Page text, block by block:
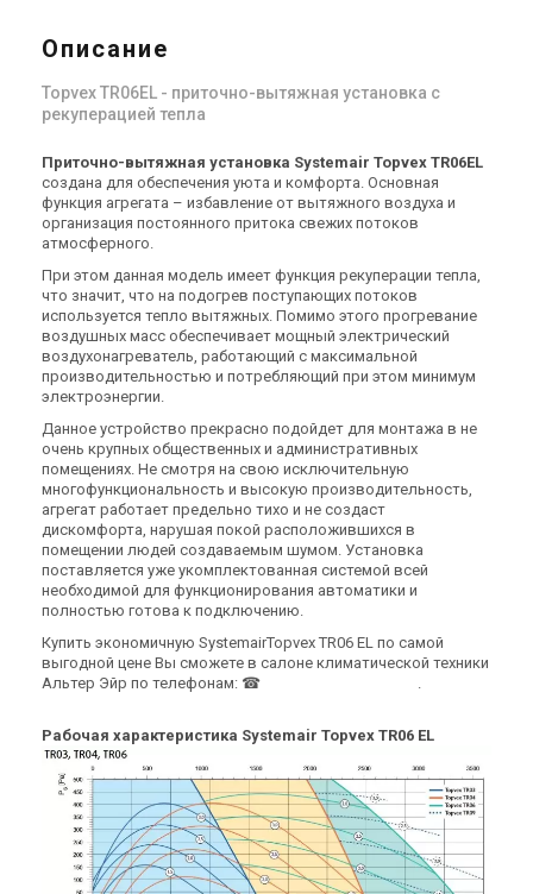
Швеция
Приточно-вытяжная
Цена
Цена по запросу
Купить
TR04 HWL-R-CAV
Цена
Цена по запросу
Купить
Оставить отзыв
Швеция
Приточно-вытяжная
установка Systemair Topvex
TR04 HWH-L-CAV
Цена по запросу
Купить
Оставить отзыв
Приточно-вытяжная
установка Systemair Topvex
TR04 HWH-R-CAV
Цена по запросу
Купить
Снят с производства
Оставить отзыв
Приточно-вытяжная
установка Systemair Topvex
TR06 EL
Цена
263 002 грн
Купить
Снят с производства
Оставить отзыв
Швеция
установка Systemair Topvex
TR06EL-R-CAV
Цена
Цена по запросу
Купить
Описание
Topvex TR06EL - приточно-вытяжная установка с
рекуперацией тепла
Приточно-вытяжная установка Systemair Topvex TR06EL
создана для обеспечения уюта и комфорта. Основная
функция агрегата – избавление от вытяжного воздуха и
организация постоянного притока свежих потоков
атмосферного.
При этом данная модель имеет функция рекуперации тепла,
что значит, что на подогрев поступающих потоков
используется тепло вытяжных. Помимо этого прогревание
воздушных масс обеспечивает мощный электрический
воздухонагреватель, работающий с максимальной
производительностью и потребляющий при этом минимум
электроэнергии.
Данное устройство прекрасно подойдет для монтажа в не
очень крупных общественных и административных
помещениях. Не смотря на свою исключительную
многофункциональность и высокую производительность,
агрегат работает предельно тихо и не создаст
дискомфорта, нарушая покой расположившихся в
помещении людей создаваемым шумом. Установка
поставляется уже укомплектованная системой всей
необходимой для функционирования автоматики и
полностью готова к подключению.
Купить экономичную SystemairTopvex TR06 EL по самой
выгодной цене Вы сможете в салоне климатической техники
Альтер Эйр по телефонам: ☎
.
Рабочая характеристика Systemair Topvex TR06 EL